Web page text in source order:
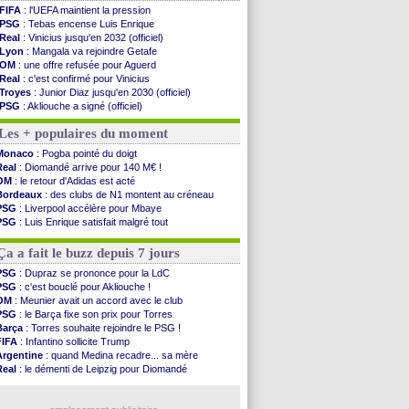
FIFA : l'UEFA maintient la pression
PSG : Tebas encense Luis Enrique
Real : Vinicius jusqu'en 2032 (officiel)
Lyon : Mangala va rejoindre Getafe
OM : une offre refusée pour Aguerd
Real : c'est confirmé pour Vinicius
Troyes : Junior Diaz jusqu'en 2030 (officiel)
PSG : Akliouche a signé (officiel)
OM: une offre pour Bulka
PSG : contrat signé pour Akliouche
Ouganda: Owori battu à mort à Kampala
Arsenal : Arteta veut créer une dynastie
Chelsea: Palace a fait son offre pour Disasi
FIFA: le gouvernement espagnol s'en mêle
PSG: l'étonnante rumeur Gusto
Bologne: Dallinga est sur le marché
OM : accord trouvé avec Man City pour Rulli
OM: Medina vers Leverkusen pour 25 M€
Uruguay: Forlan nommé sélectionneur (officiel)
Séville: Juanlu signe à Bournemouth (officiel)
PSG : Ndjantou heureux d'avoir rejoué
Real: Diomandé pour 140 M€ ! (officiel)
Man City: Rodri préfère le Barça au Real !
Rennes: Aït Boudlal veut rejoindre Fulham
Voir les brèves précédentes
+ populaires du moment
: Pogba pointé du doigt
: Diomandé arrive pour 140 M€ !
: le retour d'Adidas est acté
: des clubs de N1 montent au créneau
: Liverpool accélère pour Mbaye
: Luis Enrique satisfait malgré tout
: une nouvelle offre pour Vinicius
a fait le buzz depuis 7 jours
: Dupraz se prononce pour la LdC
: c'est bouclé pour Akliouche !
: Meunier avait un accord avec le club
: le Barça fixe son prix pour Torres
: Torres souhaite rejoindre le PSG !
: Infantino sollicite Trump
: quand Medina recadre... sa mère
: le démenti de Leipzig pour Diomandé